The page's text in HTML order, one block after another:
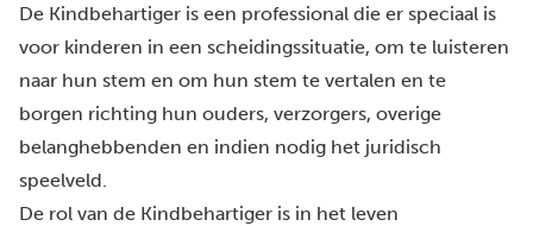
De Kindbehartiger is een professional die er speciaal is
voor kinderen in een scheidingssituatie, om te luisteren
naar hun stem en om hun stem te vertalen en te
borgen richting hun ouders, verzorgers, overige
belanghebbenden en indien nodig het juridisch
speelveld.
De rol van de Kindbehartiger is in het leven